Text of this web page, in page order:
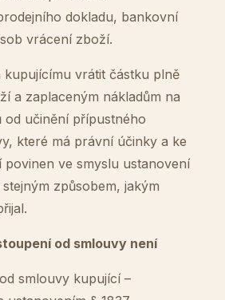
dokladu, bankovní
vrácení zboží.
kupujícímu vrátit částku plně
a zaplaceným nákladům na
od učinění přípustného
které má právní účinky a ke
povinen ve smyslu ustanovení
způsobem, jakým
od smlouvy není
smlouvy kupující –